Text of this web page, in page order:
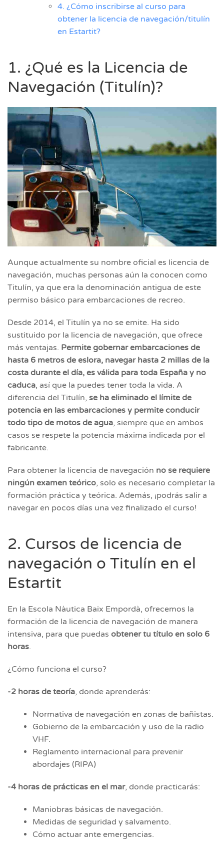
4. ¿Cómo inscribirse al curso para
obtener la licencia de navegación/titulín
en Estartit?
1. ¿Qué es la Licencia de
Navegación (Titulín)?
Aunque actualmente su nombre oficial es licencia de
navegación, muchas personas aún la conocen como
Titulín, ya que era la denominación antigua de este
permiso básico para embarcaciones de recreo.
Desde 2014, el Titulín ya no se emite. Ha sido
sustituido por la licencia de navegación, que ofrece
más ventajas. Permite gobernar embarcaciones de
hasta 6 metros de eslora, navegar hasta 2 millas de la
costa durante el día, es válida para toda España y no
caduca, así que la puedes tener toda la vida. A
diferencia del Titulín, se ha eliminado el límite de
potencia en las embarcaciones y permite conducir
todo tipo de motos de agua, siempre que en ambos
casos se respete la potencia máxima indicada por el
fabricante.
Para obtener la licencia de navegación no se requiere
ningún examen teórico, solo es necesario completar la
formación práctica y teórica. Además, ¡podrás salir a
navegar en pocos días una vez finalizado el curso!
2. Cursos de licencia de
navegación o Titulín en el
Estartit
En la Escola Nàutica Baix Empordà, ofrecemos la
formación de la licencia de navegación de manera
intensiva, para que puedas obtener tu título en solo 6
horas.
¿Cómo funciona el curso?
-2 horas de teoría, donde aprenderás:
Normativa de navegación en zonas de bañistas.
Gobierno de la embarcación y uso de la radio
VHF.
Reglamento internacional para prevenir
abordajes (RIPA)
-4 horas de prácticas en el mar, donde practicarás:
Maniobras básicas de navegación.
Medidas de seguridad y salvamento.
Cómo actuar ante emergencias.